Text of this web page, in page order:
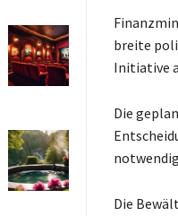
breite
Initiative
Die
Die